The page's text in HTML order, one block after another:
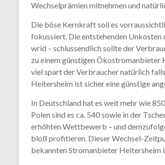
Wechselprämien mitnehmen und
Die böse Kernkraft soll es
fokussiert. Die entstehenden Unkosten
wrid – schlussendlich sollte der
zu einem günstigen Ökostromanbieter
viel spart der Verbraucher natürlich
Heitersheim ist sicher eine günstige
In Deutschland hat es weit mehr wie
Polen sind es ca. 540 sowie in der
erhöhten Wettbewerb – und
bloß profitieren. Dieser Wechsel-
bekannten Stromanbieter Heitersheim